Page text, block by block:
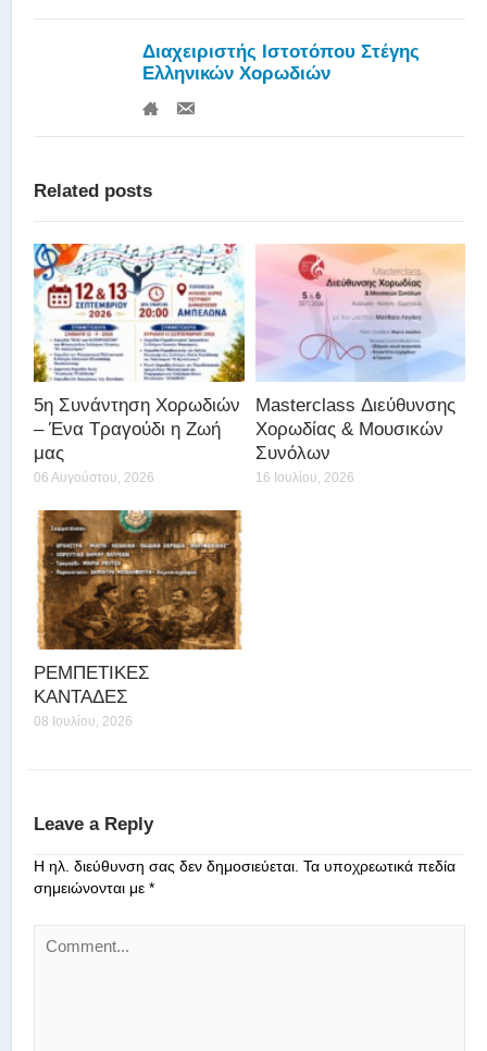
Διαχειριστής Ιστοτόπου Στέγης
Ελληνικών Χορωδιών
Related posts
5η Συνάντηση Χορωδιών
– Ένα Τραγούδι η Ζωή
μας
06 Αυγούστου, 2026
Masterclass Διεύθυνσης
Χορωδίας & Μουσικών
Συνόλων
16 Ιουλίου, 2026
ΡΕΜΠΕΤΙΚΕΣ
ΚΑΝΤΑΔΕΣ
08 Ιουλίου, 2026
Leave a Reply
Η ηλ. διεύθυνση σας δεν δημοσιεύεται. Τα υποχρεωτικά πεδία
σημειώνονται με *